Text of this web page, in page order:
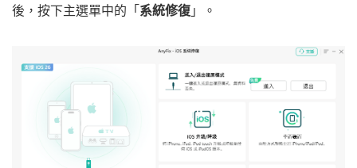
後，按下主選單中的「系統修復」。